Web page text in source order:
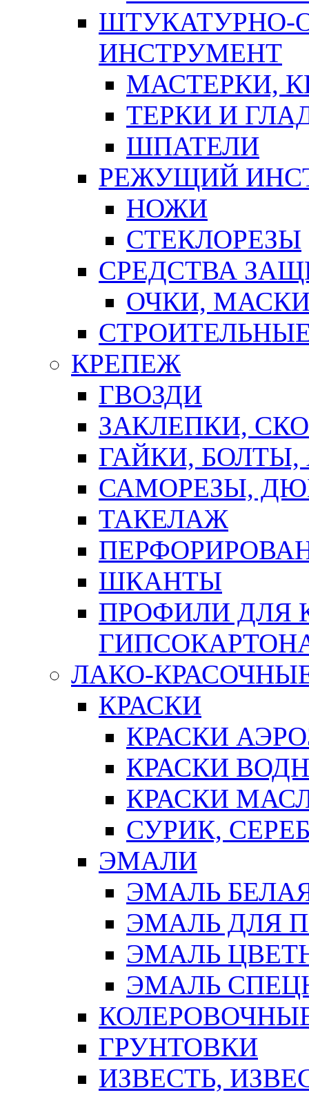
ШТУКАТУРНО-
ИНСТРУМЕНТ
МАСТЕРКИ,
ТЕРКИ И
ШПАТЕЛИ
РЕЖУЩИЙ
НОЖИ
СТЕКЛОРЕЗЫ
СРЕДСТВА
ОЧКИ,
КРЕПЕЖ
ГВОЗДИ
ЗАКЛЕПКИ,
ГАЙКИ,
САМОРЕЗЫ,
ТАКЕЛАЖ
ШКАНТЫ
ПРОФИЛИ ДЛЯ
ЛАКО-
КРАСКИ
КРАСКИ
КРАСКИ
КРАСКИ
СУРИК,
ЭМАЛИ
ЭМАЛЬ
ЭМАЛЬ ДЛЯ
ЭМАЛЬ
ЭМАЛЬ
ГРУНТОВКИ
ИЗВЕСТЬ,